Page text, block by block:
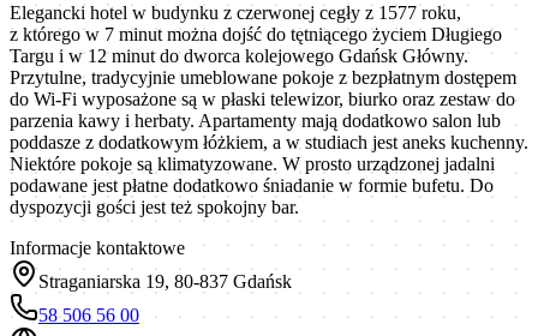
Elegancki hotel w budynku z czerwonej cegły z 1577 roku,
z którego w 7 minut można dojść do tętniącego życiem Długiego
Targu i w 12 minut do dworca kolejowego Gdańsk Główny.
Przytulne, tradycyjnie umeblowane pokoje z bezpłatnym dostępem
do Wi-Fi wyposażone są w płaski telewizor, biurko oraz zestaw do
parzenia kawy i herbaty. Apartamenty mają dodatkowo salon lub
poddasze z dodatkowym łóżkiem, a w studiach jest aneks kuchenny.
Niektóre pokoje są klimatyzowane. W prosto urządzonej jadalni
podawane jest płatne dodatkowo śniadanie w formie bufetu. Do
dyspozycji gości jest też spokojny bar.
Informacje kontaktowe
Straganiarska 19, 80-837 Gdańsk
58 506 56 00